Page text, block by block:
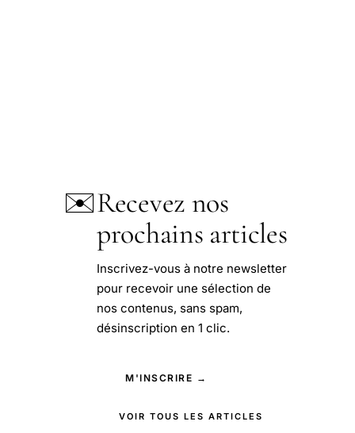
✉️Recevez nos
prochains articles
Inscrivez-vous à notre newsletter
pour recevoir une sélection de
nos contenus, sans spam,
désinscription en 1 clic.
M'INSCRIRE →
VOIR TOUS LES ARTICLES